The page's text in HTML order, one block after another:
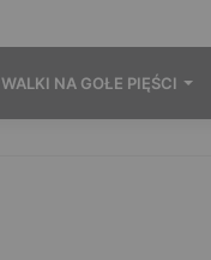
WALKI NA GOŁE PIĘŚCI